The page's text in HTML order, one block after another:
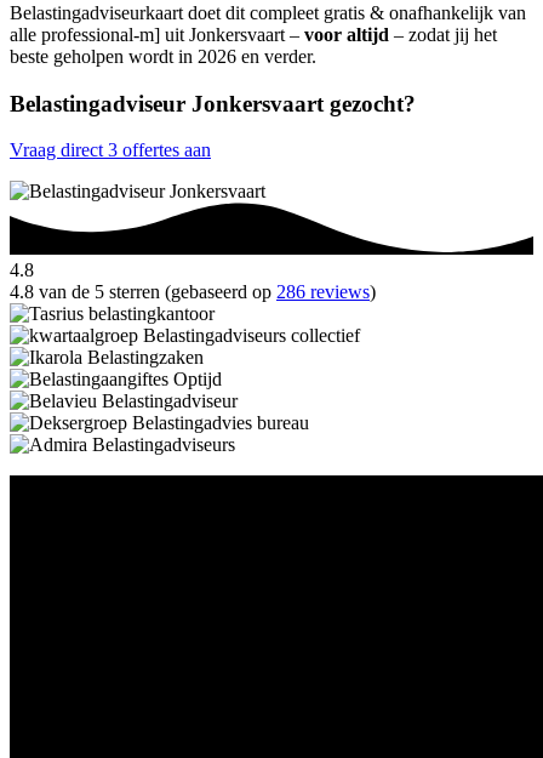
Belastingadviseurkaart doet dit compleet gratis & onafhankelijk van
alle professional-m] uit Jonkersvaart – voor altijd – zodat jij het
beste geholpen wordt in 2026 en verder.
Belastingadviseur Jonkersvaart gezocht?
Vraag direct 3 offertes aan
4.8
4.8 van de 5 sterren (gebaseerd op 286 reviews)